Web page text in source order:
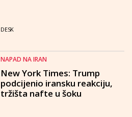
DESK
NAPAD NA IRAN
New York Times: Trump
podcijenio iransku reakciju,
tržišta nafte u šoku